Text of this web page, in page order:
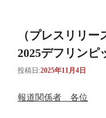
（プレスリリ
2025デフリンピ
投稿日:2025年11月4日
報道関係者 各位